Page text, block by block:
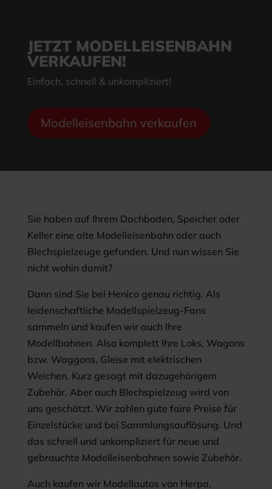
JETZT MODELLEISENBAHN
VERKAUFEN!
Einfach, schnell & unkompliziert!
Modelleisenbahn verkaufen
Sie haben auf Ihrem Dachboden, Speicher oder
Keller eine alte Modelleisenbahn oder auch
Blechspielzeuge gefunden. Und nun wissen Sie
nicht wohin damit?
Dann sind Sie bei Henico genau richtig. Als
leidenschaftliche Modellspielzeug-Fans
sammeln und kaufen wir auch Ihre
Modellbahnen. Also komplett Ihre Loks, Wagons
bzw. Waggons, Gleise mit elektrischen
Weichen. Kurz gesagt mit dazugehörigem
Zubehör. Aber auch Blechspielzeug wird von
uns geschätzt. Wir zahlen gute faire Preise für
Einzelstücke und bei Sammlungsauflösung. Und
das schnell und unkompliziert für neue und
gebrauchte Modelleisenbahnen sowie Zubehör.
Auch kaufen wir Modellautos von Herpa,